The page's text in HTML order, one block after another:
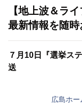
【地上波＆ラ
最新情報を随時
７月10日『選挙ス
送
広島ホ